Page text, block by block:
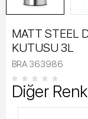
MATT STEEL
KUTUSU 3L
BRA 363986
Diğer